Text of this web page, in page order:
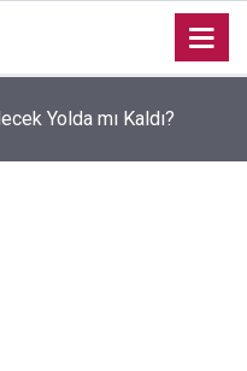
Yolda mı Kaldı?